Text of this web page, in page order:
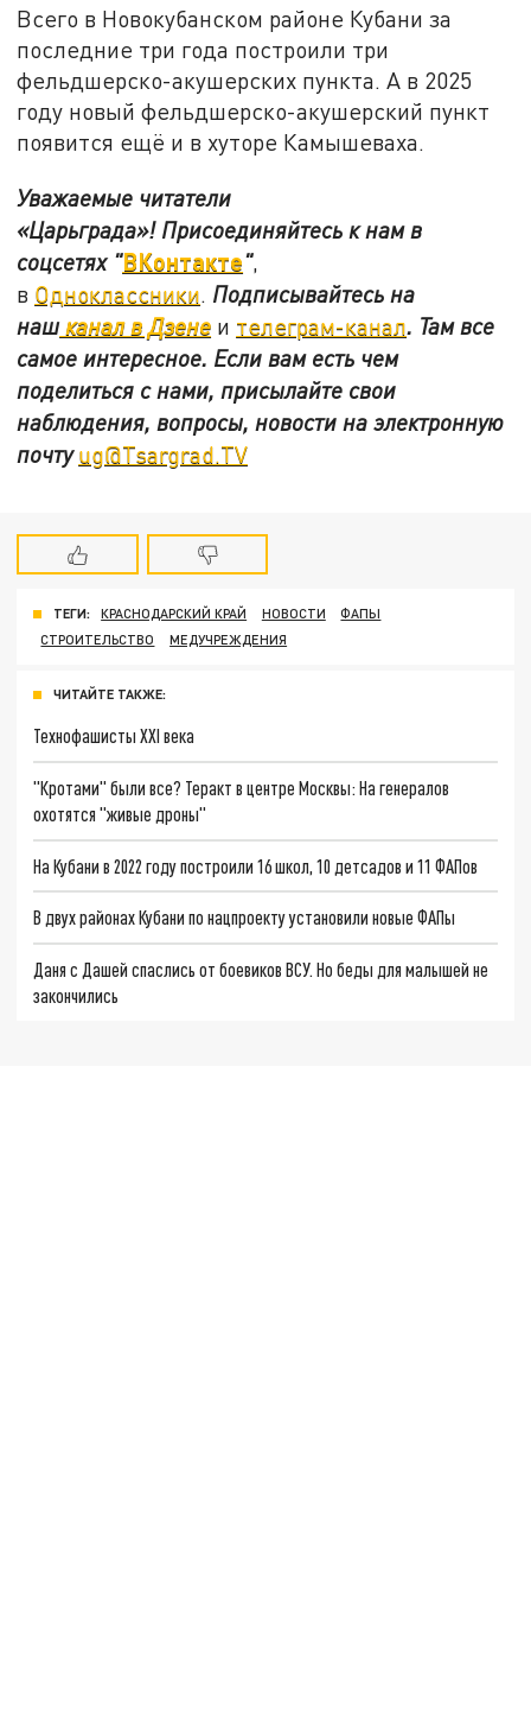
Всего в Новокубанском районе Кубани за
последние три года построили три
фельдшерско-акушерских пункта. А в 2025
году новый фельдшерско-акушерский пункт
появится ещё и в хуторе Камышеваха.
Уважаемые читатели
«Царьграда»! Присоединяйтесь к нам в
соцсетях "ВКонтакте",
в Одноклассники. Подписывайтесь на
нашканал в Дзене и телеграм-канал. Там все
самое интересное. Если вам есть чем
поделиться с нами, присылайте свои
наблюдения, вопросы, новости на электронную
почтуug@Tsargrad.TV
ТЕГИ: КРАСНОДАРСКИЙ КРАЙ НОВОСТИ
ФАПЫ
СТРОИТЕЛЬСТВО
МЕДУЧРЕЖДЕНИЯ
ЧИТАЙТЕ ТАКЖЕ:
Технофашисты XXI века
"Кротами" были все? Теракт в центре Москвы: На генералов
охотятся "живые дроны"
На Кубани в 2022 году построили 16 школ, 10 детсадов и 11 ФАПов
В двух районах Кубани по нацпроекту установили новые ФАПы
Даня с Дашей спаслись от боевиков ВСУ. Но беды для малышей не
закончились